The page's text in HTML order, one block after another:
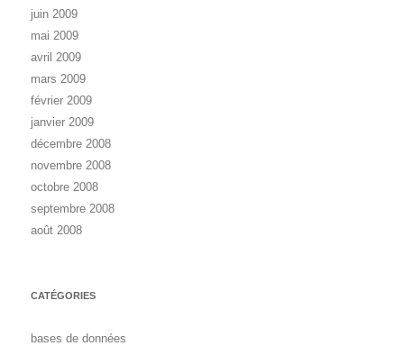
juin 2009
mai 2009
avril 2009
mars 2009
février 2009
janvier 2009
décembre 2008
novembre 2008
octobre 2008
septembre 2008
août 2008
CATÉGORIES
bases de données